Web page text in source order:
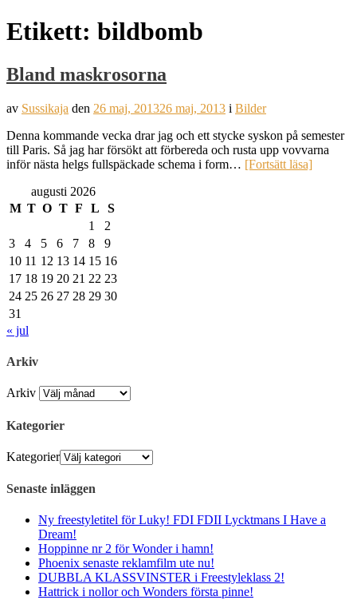
Etikett: bildbomb
Bland maskrosorna
av Sussikaja den 26 maj, 201326 maj, 2013 i Bilder
Denna kommande vecka drar jag och ett stycke syskon på semester
till Paris. Så jag har försökt att förbereda och rusta upp vovvarna
inför nästa helgs fullspäckade schema i form… [Fortsätt läsa]
augusti 2026
M T O T F L
S
1
2
3
4 5 6 7 8
9
10 11 12 13 14 15 16
17 18 19 20 21 22 23
24 25 26 27 28 29 30
31
« jul
Arkiv
Arkiv
Kategorier
Kategorier
Senaste inläggen
Ny freestyletitel för Luky! FDI FDII Lycktmans I Have a
Dream!
Hoppinne nr 2 för Wonder i hamn!
Phoenix senaste reklamfilm ute nu!
DUBBLA KLASSVINSTER i Freestyleklass 2!
Hattrick i nollor och Wonders första pinne!